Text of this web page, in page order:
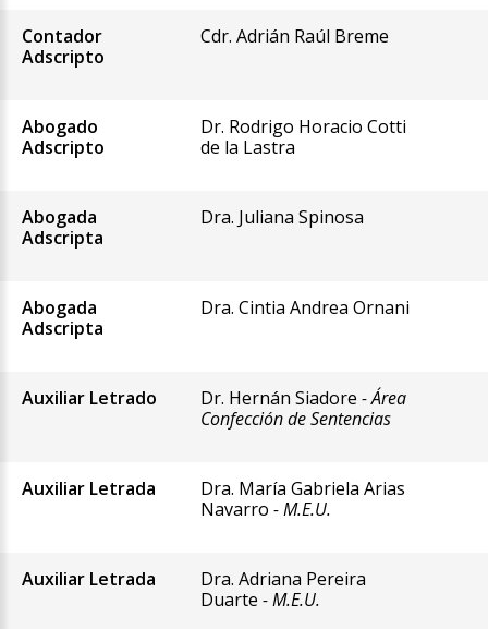
Contador
Adscripto
Cdr. Adrián Raúl Breme
Abogado
Adscripto
Dr. Rodrigo Horacio Cotti
de la Lastra
Abogada
Adscripta
Dra. Juliana Spinosa
Abogada
Adscripta
Dra. Cintia Andrea Ornani
Auxiliar Letrado Dr. Hernán Siadore - Área
Confección de Sentencias
Auxiliar Letrada
Dra. María Gabriela Arias
Navarro - M.E.U.
Auxiliar Letrada
Dra. Adriana Pereira
Duarte - M.E.U.